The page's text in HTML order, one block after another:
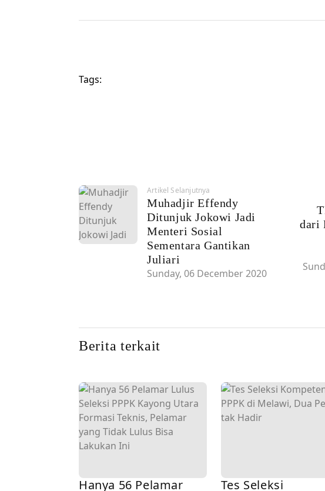
Tags:
Artikel Selanjutnya
Muhadjir Effendy
Ditunjuk Jokowi Jadi
Menteri Sosial
Sementara Gantikan
Juliari
Sunday, 06 December 2020
dari
Berita terkait
Hanya 56 Pelamar Tes Seleksi